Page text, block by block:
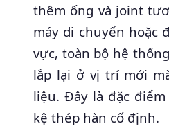
thêm ống và joint
máy di chuyển hoặc
vực, toàn bộ hệ
lắp lại ở vị trí mới
liệu. Đây là đặc
kệ thép hàn cố định.